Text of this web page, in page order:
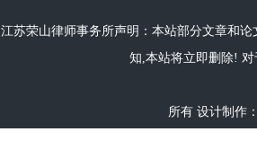
江苏荣山律师事务所声明：本站部分文章和
知,本站将立即删除! 对
所有 设计制作